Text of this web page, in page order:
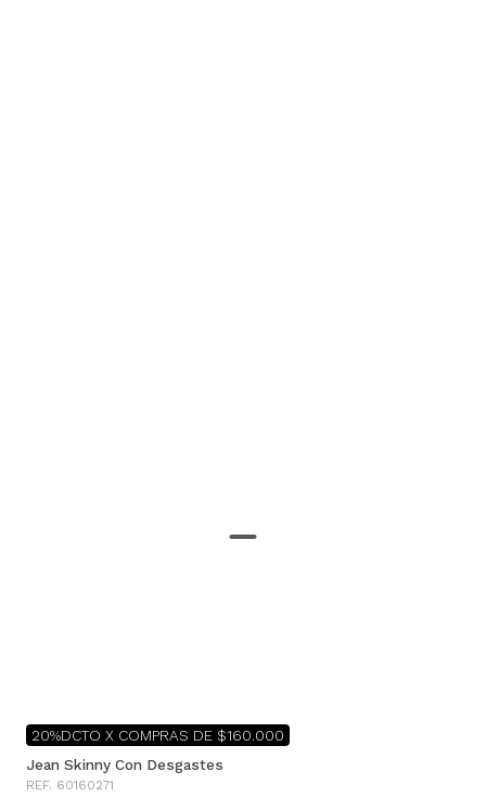
20%DCTO X COMPRAS DE $160.000
Jean Skinny Con Desgastes
REF. 60160271